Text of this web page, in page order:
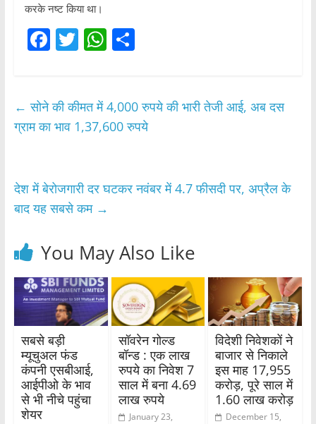
करके नष्ट किया था।
F
e
b
o
k
T
er
W
s
A
S
e
← सोने की कीमत में 4,000 रुपये की भारी तेजी आई, अब दस
ग्राम का भाव 1,37,600 रुपये
देश में बेरोजगारी दर घटकर नवंबर में 4.7 फीसदी पर, अप्रैल के
बाद यह सबसे कम →
You May Also Like
सबसे बड़ी
म्यूचुअल फंड
कंपनी एसबीआई,
आईपीओ के भाव
से भी नीचे पहुंचा
शेयर
सॉवरेन गोल्ड
बॉन्ड : एक लाख
रुपये का निवेश 7
साल में बना 4.69
लाख रुपये
January 23,
विदेशी निवेशकों ने
बाजार से निकाले
इस माह 17,955
करोड़, पूरे साल में
1.60 लाख करोड़
December 15,